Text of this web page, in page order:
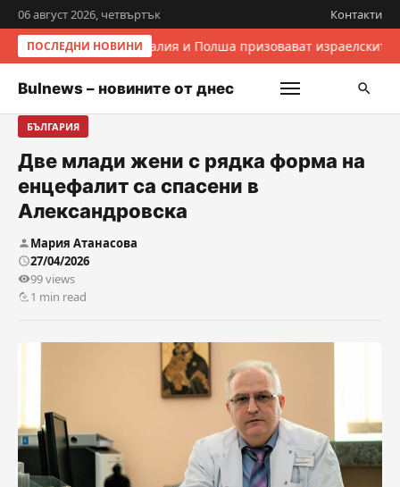
06 август 2026, четвъртък Контакти
ПОСЛЕДНИ НОВИНИИталия и Полша призовават израелските
Bulnews – новините от днес
БЪЛГАРИЯ
Две млади жени с рядка форма на
енцефалит са спасени в
Александровска
Мария Атанасова
27/04/2026
99 views
1 min read